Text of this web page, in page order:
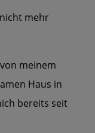
mehr
meinem
Haus in
bereits seit